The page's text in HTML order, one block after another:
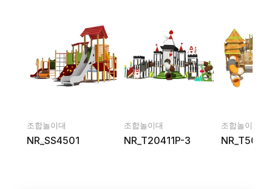
조합놀이대
NR_SS4501
조합놀이대
NR_T20411P-3
조합놀이대